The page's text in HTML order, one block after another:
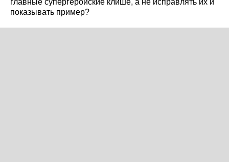
показывать пример?